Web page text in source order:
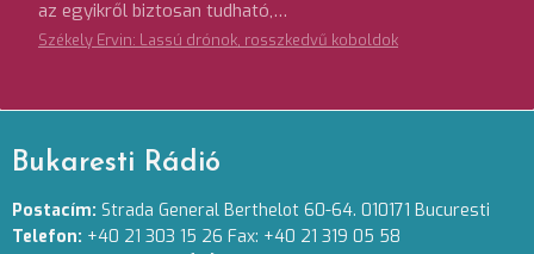
az egyikről biztosan tudható,…
Székely Ervin: Lassú drónok, rosszkedvű koboldok
Bukaresti Rádió
Postacím: Strada General Berthelot 60-64. 010171 Bucuresti
Telefon: +40 21 303 15 26 Fax: +40 21 319 05 58